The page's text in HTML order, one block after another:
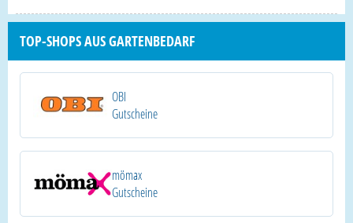
TOP-SHOPS AUS GARTENBEDARF
OBI
Gutscheine
mömax
Gutscheine